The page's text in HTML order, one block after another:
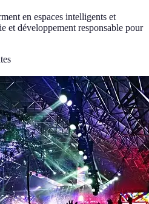
en espaces intelligents et
et développement responsable pour